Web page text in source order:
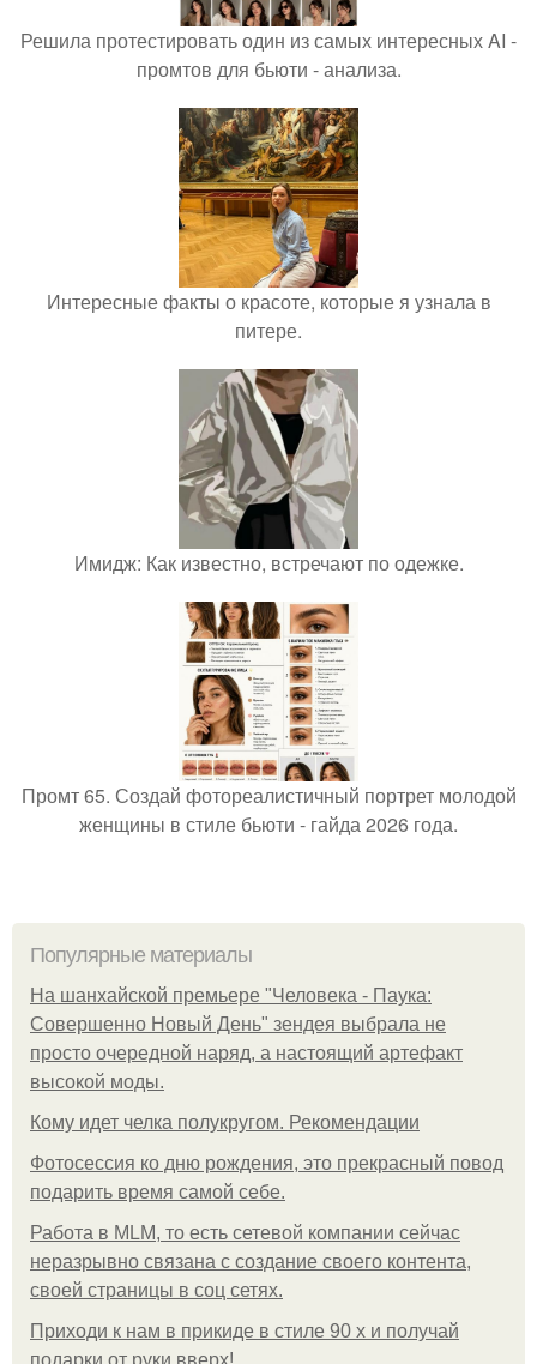
Решила протестировать один из самых интересных AI -
промтов для бьюти - анализа.
Интересные факты о красоте, которые я узнала в
питере.
Имидж: Как известно, встречают по одежке.
Промт 65. Создай фотореалистичный портрет молодой
женщины в стиле бьюти - гайда 2026 года.
Популярные материалы
На шанхайской премьере "Человека - Паука:
Совершенно Новый День" зендея выбрала не
просто очередной наряд, а настоящий артефакт
высокой моды.
Кому идет челка полукругом. Рекомендации
Фотосессия ко дню рождения, это прекрасный повод
подарить время самой себе.
Работа в MLM, то есть сетевой компании сейчас
неразрывно связана с создание своего контента,
своей страницы в соц сетях.
Приходи к нам в прикиде в стиле 90 х и получай
подарки от руки вверх!